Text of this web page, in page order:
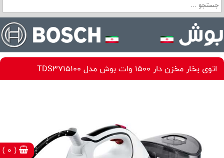
( 0 )
اتوی بخار مخزن دار 1500 وات بوش مدل TDS3715100